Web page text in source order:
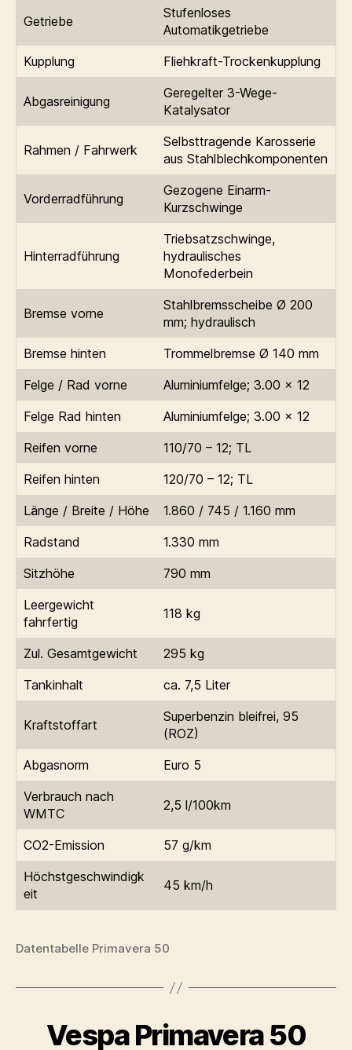
Getriebe
Stufenloses
Automatikgetriebe
Kupplung
Fliehkraft-Trockenkupplung
Abgasreinigung
Geregelter 3-Wege-
Katalysator
Rahmen / Fahrwerk
Selbsttragende Karosserie
aus Stahlblechkomponenten
Vorderradführung
Gezogene Einarm-
Kurzschwinge
Hinterradführung
Triebsatzschwinge,
hydraulisches
Monofederbein
Bremse vorne
Stahlbremsscheibe Ø 200
mm; hydraulisch
Bremse hinten
Trommelbremse Ø 140 mm
Felge / Rad vorne
Aluminiumfelge; 3.00 x 12
Felge Rad hinten
Aluminiumfelge; 3.00 x 12
Reifen vorne
110/70 – 12; TL
Reifen hinten
120/70 – 12; TL
Länge / Breite / Höhe
1.860 / 745 / 1.160 mm
Radstand
1.330 mm
Sitzhöhe
790 mm
Leergewicht
fahrfertig
118 kg
Zul. Gesamtgewicht
295 kg
Tankinhalt
ca. 7,5 Liter
Kraftstoffart
Superbenzin bleifrei, 95
(ROZ)
Abgasnorm
Euro 5
Verbrauch nach
WMTC
2,5 l/100km
CO2-Emission
57 g/km
Höchstgeschwindigk
eit
45 km/h
Datentabelle Primavera 50
Vespa Primavera 50